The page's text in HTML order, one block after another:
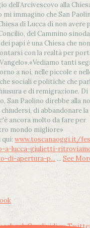
dell’Arcivescovo alla
mi immagino che San
di Lucca di non avere
del Cammino
papi è una Chiesa che
con la realtà per
.«Vediamo tanti
a noi, nelle piccole e
sociali e politiche che
e di remigrazione. Di
San Paolino direbbe alla
di abbandonare la
ancora molto da fare per
mondo migliore»
www.toscanaoggi.it/
a-lucca-giulietti-
di-apertura-p... ... See